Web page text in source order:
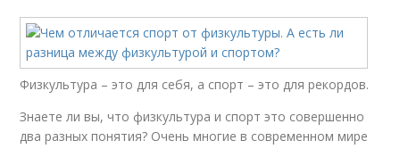
Физкультура – это для себя, а спорт – это для рекордов.
Знаете ли вы, что физкультура и спорт это совершенно
два разных понятия? Очень многие в современном мире